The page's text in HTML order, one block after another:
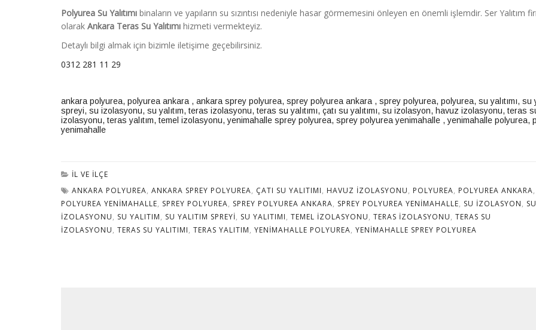
Polyurea Su Yalıtımı binaların ve yapıların su sızıntısı nedeniyle hasar görmemesini önleyen en önemli işlemdir. Ser Yalıtım
olarak Ankara Teras Su Yalıtımı hizmeti vermekteyiz.
Detaylı bilgi almak için bizimle iletişime geçebilirsiniz.
0312 281 11 29
ankara polyurea, polyurea ankara , ankara sprey polyurea, sprey polyurea ankara , sprey polyurea, polyurea, su yalıtımı, su
spreyi, su izolasyonu, su yalıtım, teras izolasyonu, teras su yalıtımı, çatı su yalıtımı, su izolasyon, havuz izolasyonu, teras
izolasyonu, teras yalıtım, temel izolasyonu,yenimahalle sprey polyurea, sprey polyurea yenimahalle ,yenimahalle polyurea,
yenimahalle
İL VE İLÇE
ANKARA POLYUREA, ANKARA SPREY POLYUREA, ÇATI SU YALITIMI, HAVUZ IZOLASYONU, POLYUREA, POLYUREA ANKARA,
POLYUREA YENIMAHALLE, SPREY POLYUREA, SPREY POLYUREA ANKARA, SPREY POLYUREA YENIMAHALLE, SU IZOLASYON, SU
IZOLASYONU, SU YALITIM, SU YALITIM SPREYI, SU YALITIMI, TEMEL IZOLASYONU, TERAS IZOLASYONU, TERAS SU
IZOLASYONU, TERAS SU YALITIMI, TERAS YALITIM, YENIMAHALLE POLYUREA, YENIMAHALLE SPREY POLYUREA